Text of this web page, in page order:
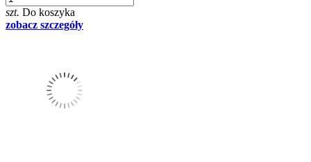
szt. Do koszyka
zobacz szczegóły